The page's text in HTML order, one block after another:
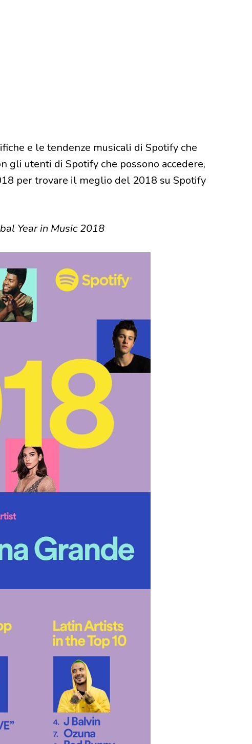
e le tendenze musicali di Spotify che
gli utenti di Spotify che possono accedere,
per trovare il meglio del 2018 su Spotify
Year in Music 2018